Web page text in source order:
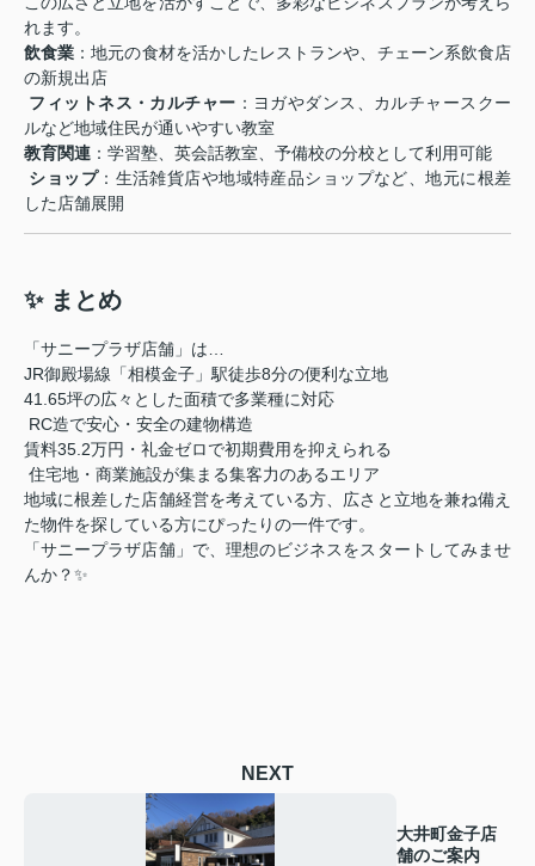
れます。
飲食業 ：地元の食材を活かしたレストランや、チェーン系飲食店
の新規出店
フィットネス・カルチャー ：ヨガやダンス、カルチャースクー
ルなど地域住民が通いやすい教室
教育関連 ：学習塾、英会話教室、予備校の分校として利用可能
ショップ：生活雑貨店や地域特産品ショップなど、地元に根差
した店舗展開
✨ まとめ
「サニープラザ店舗」は…
JR御殿場線「相模金子」駅徒歩8分の便利な立地
41.65坪の広々とした面積で多業種に対応
️ RC造で安心・安全の建物構造
賃料35.2万円・礼金ゼロで初期費用を抑えられる
️ 住宅地・商業施設が集まる集客力のあるエリア
地域に根差した店舗経営を考えている方、広さと立地を兼ね備え
た物件を探している方にぴったりの一件です。
「サニープラザ店舗」で、理想のビジネスをスタートしてみませ
んか？✨
NEXT
大井町金子店
舗のご案内